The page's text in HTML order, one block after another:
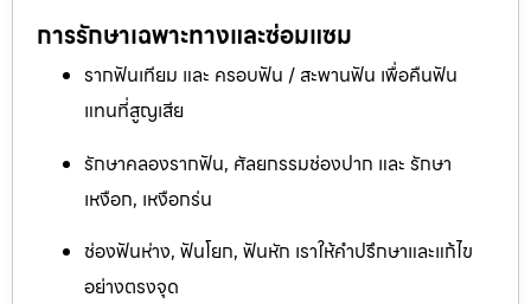
การรักษาเฉพาะทางและซ่อมแซม
รากฟันเทียม และ ครอบฟัน / สะพานฟัน เพื่อคืนฟัน
แทนที่สูญเสีย
รักษาคลองรากฟัน, ศัลยกรรมช่องปาก และ รักษา
เหงือก, เหงือกร่น
ช่องฟันห่าง, ฟันโยก, ฟันหัก เราให้คำปรึกษาและแก้ไข
อย่างตรงจุด